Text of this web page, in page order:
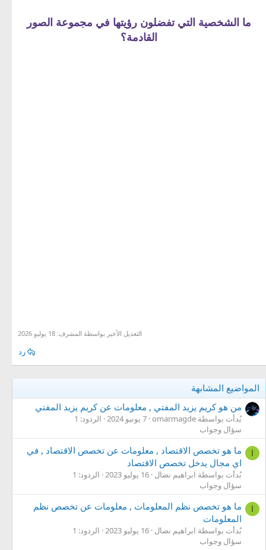
ما الشخصية التي تفضلون رؤيتها في مجموعة الصور
القادمة؟
التعديل الأخير بواسطة المشرف: 18 يوليو 2026
رد
المواضيع المشابهة
من هو كريم يزيد المفتي , معلومات عن كريم يزيد المفتي
بُدأت بواسطة omarmagde 7 يونيو 2024
الردود: 1
سؤال وجواب
ا
ما هو تخصص الاقتصاد , معلومات عن تخصص الاقتصاد , في
اي مجال يدخل تخصص الاقتصاد
بُدأت بواسطة ابراهيم نضال 16 يوليو 2023
الردود: 1
سؤال وجواب
ا
ما هو تخصص نظم المعلومات , معلومات عن تخصص نظم
المعلومات
بُدأت بواسطة ابراهيم نضال 16 يوليو 2023
الردود: 1
سؤال وجواب